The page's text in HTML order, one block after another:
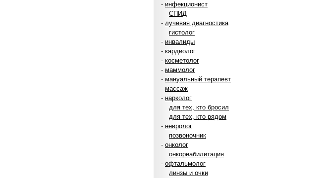
- инфекционист
СПИД
- лучевая диагностика
гистолог
- инвалиды
- кардиолог
- косметолог
- маммолог
- мануальный терапевт
- массаж
- нарколог
для тех, кто бросил
для тех, кто рядом
- невролог
позвоночник
- онколог
онкореабилитация
- офтальмолог
линзы и очки